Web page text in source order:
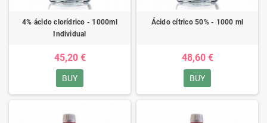
4% ácido clorídrico - 1000ml
Individual
45,20 €
BUY
Ácido cítrico 50% - 1000 ml
48,60 €
BUY